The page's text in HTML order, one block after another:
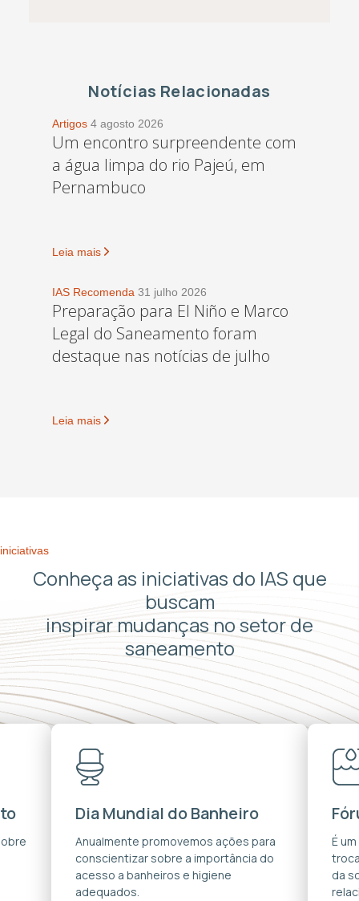
Notícias Relacionadas
Artigos 4 agosto 2026
Um encontro surpreendente com
a água limpa do rio Pajeú, em
Pernambuco
Leia mais
IAS Recomenda 31 julho 2026
Preparação para El Niño e Marco
Legal do Saneamento foram
destaque nas notícias de julho
Leia mais
iniciativas
Conheça as iniciativas do IAS que
buscam
inspirar mudanças no setor de
saneamento
Dia Mundial do Banheiro
Anualmente promovemos ações para
conscientizar sobre a importância do
acesso a banheiros e higiene
adequados.
É
da